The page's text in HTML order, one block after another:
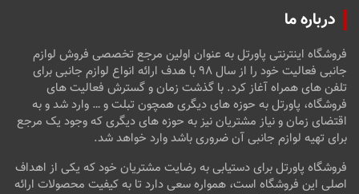
درباره ما
فروشگاه اینترنتی پاورتل به عنوان اولین مرجع تخصصی فروش لوازم
جانبی فعالیت خود را از سال ۹۸ با هدف ارائه انواع لوازم جانبی برای
تلفن های همراه آغاز کرد. با گذشت زمان و گسترش فعالیت های
فروشگاه، پاورتل به حوزه های دیگری همچون تبلت و … وارد شد و به
اقتضای زمان و نیاز مشتریان نیز به حوزه های دیگری که وجود یک مرجع
برای تهیه لوازم جانبی آن ضروری باشد وارد خواهد شد.
فروشگاه پاورتل برای دستیابی به رضایت مشتریان خود که یکی از اهداف
اصلی این فروشگاه است، همواره سعی دارد تا به کیفیت محصولات ارائه